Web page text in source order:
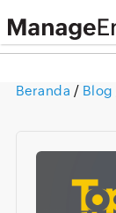
Beranda / Blog